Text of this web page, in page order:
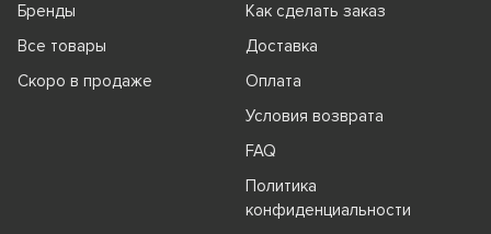
Бренды
Все товары
Скоро в продаже
Как сделать заказ
Доставка
Оплата
Условия возврата
FAQ
Политика
конфиденциальности